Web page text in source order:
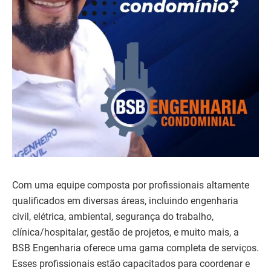
Com uma equipe composta por profissionais altamente
qualificados em diversas áreas, incluindo engenharia
civil, elétrica, ambiental, segurança do trabalho,
clínica/hospitalar, gestão de projetos, e muito mais, a
BSB Engenharia oferece uma gama completa de serviços.
Esses profissionais estão capacitados para coordenar e